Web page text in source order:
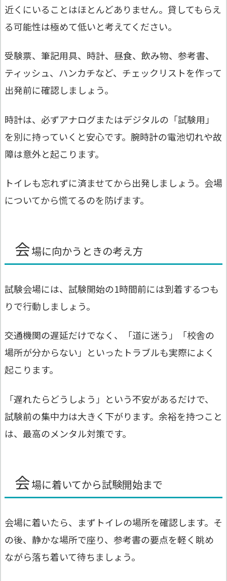
近くにいることはほとんどありません。貸してもらえ
る可能性は極めて低いと考えてください。
受験票、筆記用具、時計、昼食、飲み物、参考書、
ティッシュ、ハンカチなど、チェックリストを作って
出発前に確認しましょう。
時計は、必ずアナログまたはデジタルの「試験用」
を別に持っていくと安心です。腕時計の電池切れや故
障は意外と起こります。
トイレも忘れずに済ませてから出発しましょう。会場
についてから慌てるのを防げます。
会場に向かうときの考え方
試験会場には、試験開始の1時間前には到着するつも
りで行動しましょう。
交通機関の遅延だけでなく、「道に迷う」「校舎の
場所が分からない」といったトラブルも実際によく
起こります。
「遅れたらどうしよう」という不安があるだけで、
試験前の集中力は大きく下がります。余裕を持つこと
は、最高のメンタル対策です。
会場に着いてから試験開始まで
会場に着いたら、まずトイレの場所を確認します。そ
の後、静かな場所で座り、参考書の要点を軽く眺め
ながら落ち着いて待ちましょう。